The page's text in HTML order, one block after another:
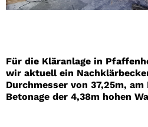
Für die Kläranlage in
wir aktuell ein
Durchmesser von 37,25m,
Betonage der 4,38m hohen